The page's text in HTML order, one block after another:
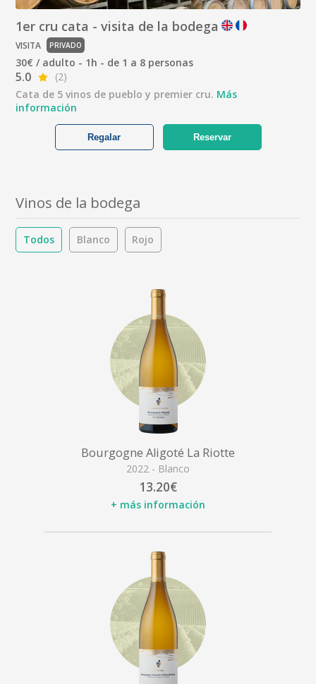
1er cru cata - visita de la bodega
VISITA PRIVADO
30€ / adulto - 1h - de 1 a 8 personas
5.0
(2)
Cata de 5 vinos de pueblo y premier cru. Más
información
Reservar
Regalar
Vinos de la bodega
Todos Blanco Rojo
Bourgogne Aligoté La Riotte
2022 - Blanco
13.20€
+ más información